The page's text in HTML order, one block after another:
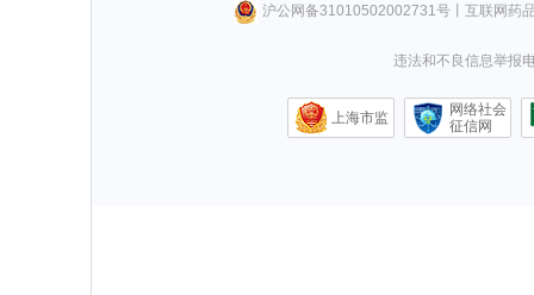
沪公网备31010502002731号丨 互联网药
违法和不良信息举报
上海市监
网络社会
征信网